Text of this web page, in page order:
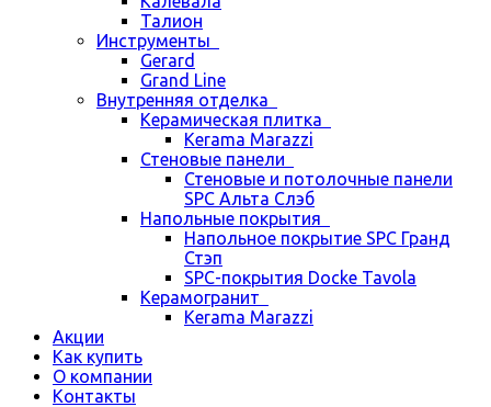
Талион
Инструменты
Gerard
Grand Line
Внутренняя отделка
Керамическая плитка
Kerama Marazzi
Стеновые панели
Стеновые и потолочные панели
SPC Альта Слэб
Напольные покрытия
Напольное покрытие SPC Гранд
Стэп
SPC-покрытия Docke Tavola
Керамогранит
Kerama Marazzi
Акции
Как купить
О компании
Контакты